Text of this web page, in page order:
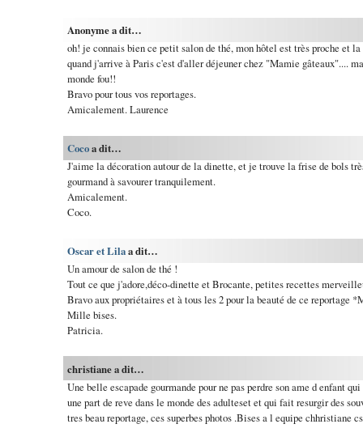
Anonyme a dit…
oh! je connais bien ce petit salon de thé, mon hôtel est très proche et
quand j'arrive à Paris c'est d'aller déjeuner chez "Mamie gâteaux"....
monde fou!!
Bravo pour tous vos reportages.
Amicalement. Laurence
Cocoa dit…
J'aime la décoration autour de la dinette, et je trouve la frise de bols
gourmand à savourer tranquilement.
Amicalement.
Coco.
Oscar et Lilaa dit…
Un amour de salon de thé !
Tout ce que j'adore,déco-dinette et Brocante, petites recettes
Bravo aux propriétaires et à tous les 2 pour la beauté de ce reportage
Mille bises.
Patricia.
christiane a dit…
Une belle escapade gourmande pour ne pas perdre son ame d enfant
une part de reve dans le monde des adulteset et qui fait resurgir des
tres beau reportage, ces superbes photos .Bises a l equipe chhristiane